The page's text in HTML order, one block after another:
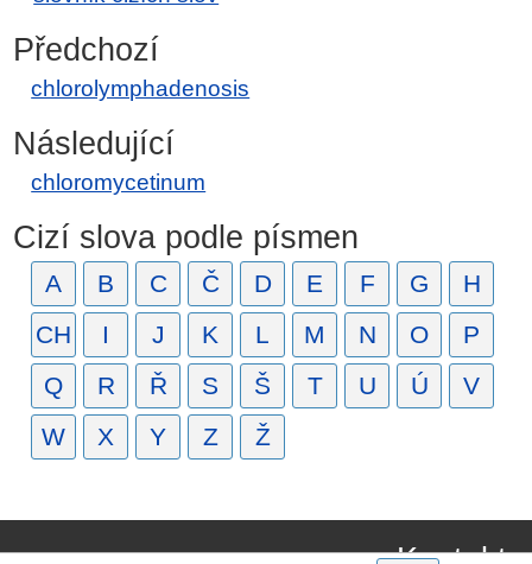
Předchozí
chlorolymphadenosis
Následující
chloromycetinum
Cizí slova podle písmen
A B C Č D E F G
H
CH
I J K L M N O
P
Q
R Ř S Š T U Ú
V
W
X Y Z Ž